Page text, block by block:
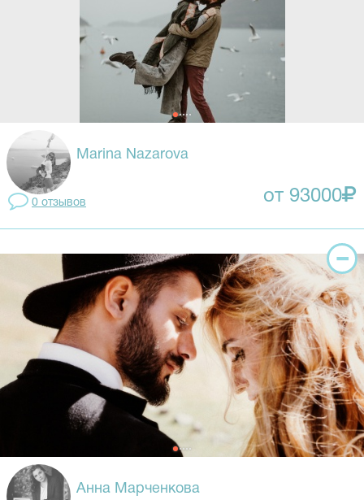
Marina Nazarova
0 отзывов от 93000
Анна Марченкова